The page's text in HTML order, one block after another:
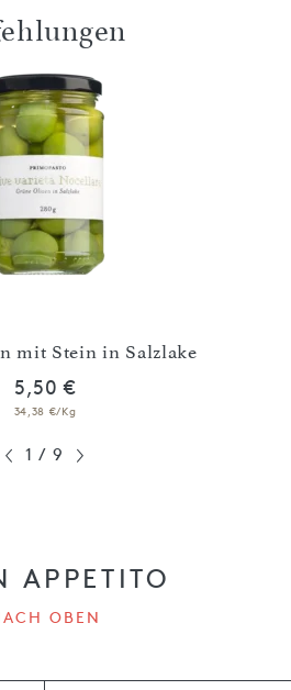
mit Stein in Salzlake
5,50 €
34,38 €/Kg
1 / 9
APPETITO
OBEN